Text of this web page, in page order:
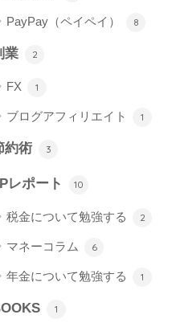
PayPay（ペイペイ） 8
業 2
FX 1
ブログアフィリエイト 1
約術 3
レポート 10
税金について勉強する 2
マネーコラム 6
年金について勉強する 1
1